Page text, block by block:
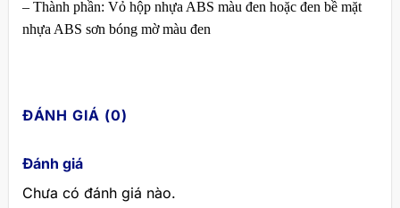
– Thành phần: Vỏ hộp nhựa ABS màu đen hoặc đen bề mặt
nhựa ABS sơn bóng mờ màu đen
ĐÁNH GIÁ (0)
Đánh giá
Chưa có đánh giá nào.